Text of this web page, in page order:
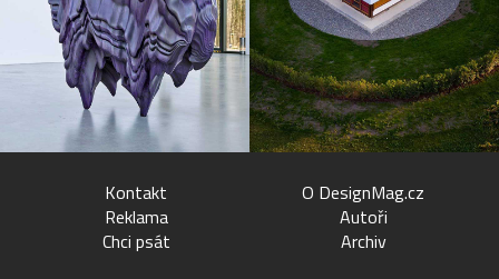
Kontakt
Reklama
Chci psát
O DesignMag.cz
Autoři
Archiv